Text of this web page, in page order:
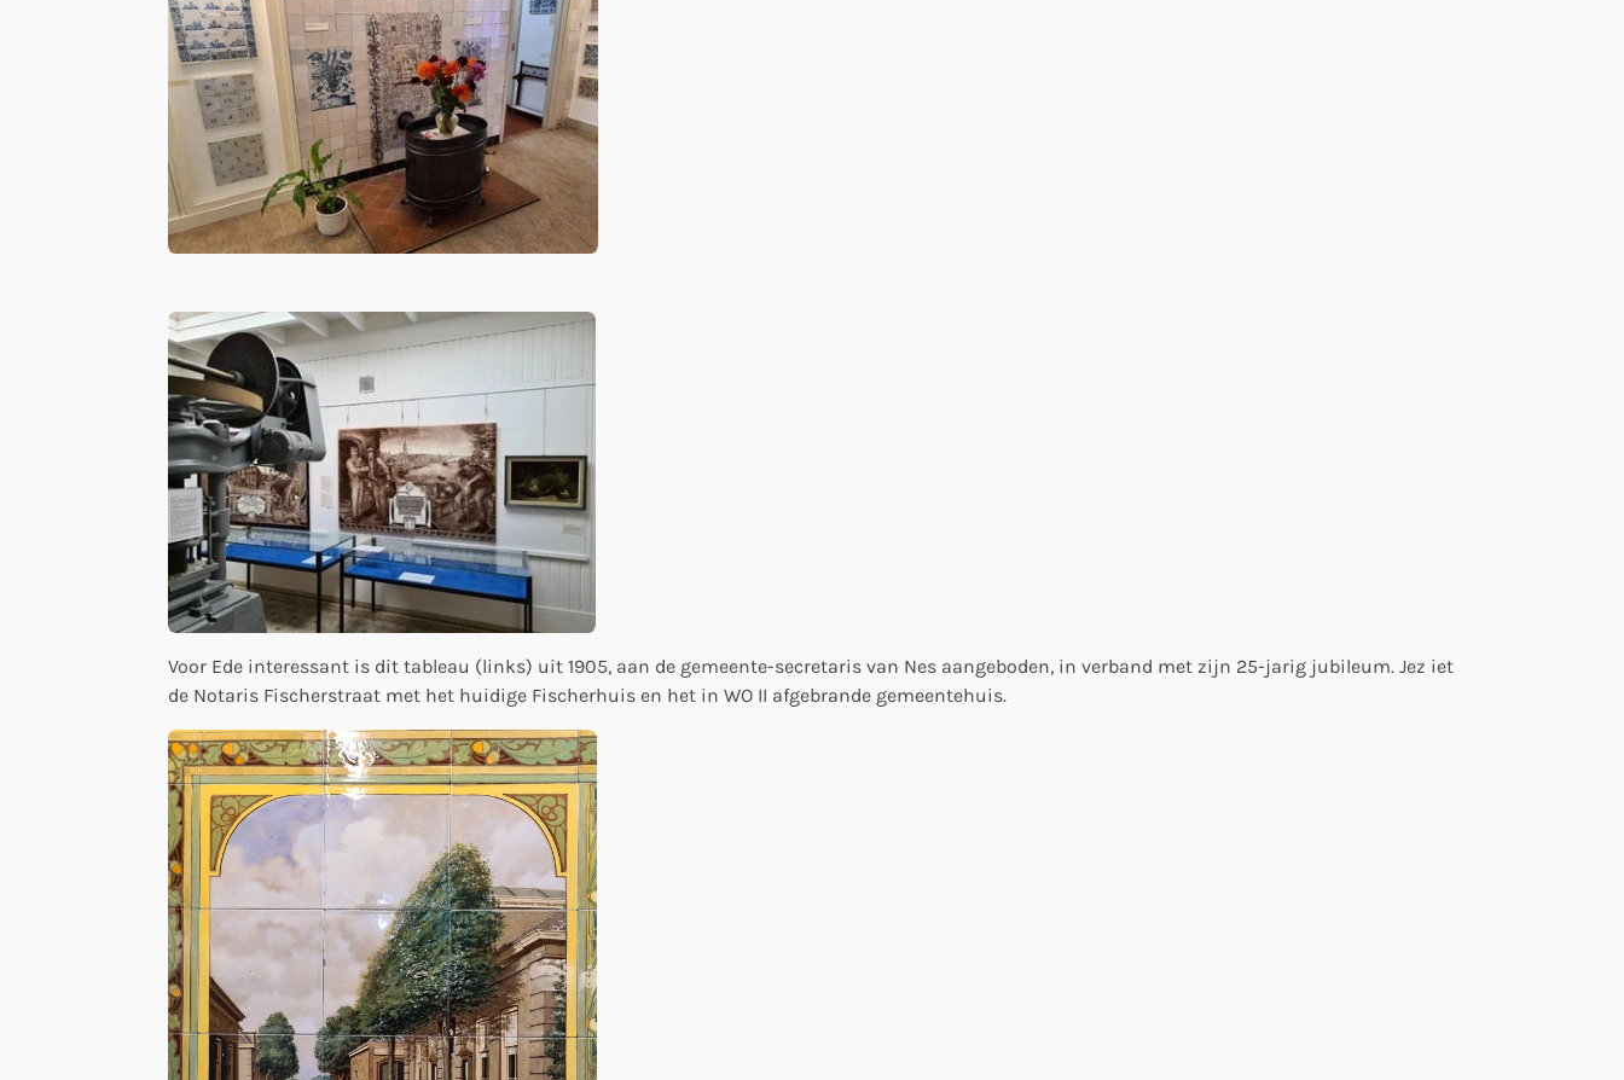
Voor Ede interessant is dit tableau (links) uit 1905, aan de gemeente-secretaris van Nes aangeboden, in verband met zijn 25-jarig jubileum. Jez iet
de Notaris Fischerstraat met het huidige Fischerhuis en het in WO II afgebrande gemeentehuis.